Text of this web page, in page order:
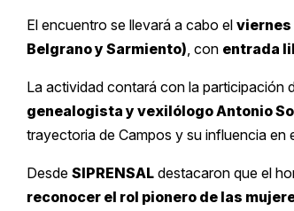
El encuentro se llevará a cabo el viernes
Belgrano y Sarmiento), con entrada
La actividad contará con la participación
genealogista y vexilólogo Antonio
trayectoria de Campos y su influencia en
Desde SIPRENSAL destacaron que el
reconocer el rol pionero de las